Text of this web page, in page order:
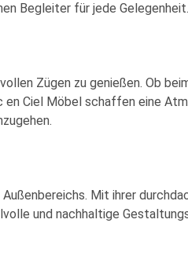
Begleiter für jede Gelegenheit.
Zügen zu genießen. Ob
Ciel Möbel schaffen eine
Mit ihrer
und nachhaltige